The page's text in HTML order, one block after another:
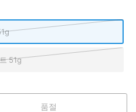
51g
품절